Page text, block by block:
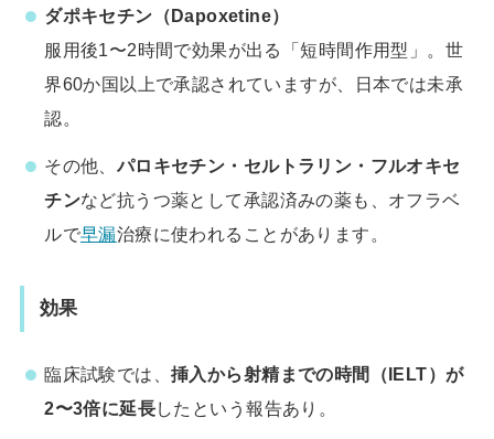
ダポキセチン（Dapoxetine）
服用後1〜2時間で効果が出る「短時間作用型」。世
界60か国以上で承認されていますが、日本では未承
認。
その他、 パロキセチン・セルトラリン・フルオキセ
チンなど抗うつ薬として承認済みの薬も、オフラベ
ルで早漏治療に使われることがあります。
効果
臨床試験では、挿入から射精までの時間（IELT）が
2〜3倍に延長したという報告あり。